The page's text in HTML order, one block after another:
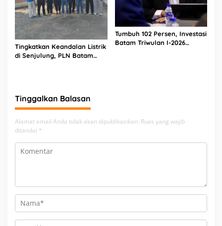
Tingkatkan Keandalan Listrik
di Senjulung, PLN Batam
Tumbuh 102 Persen, Investasi
Batam Triwulan I-2026
Tinggalkan Balasan
Alamat email Anda tidak akan dipublikasikan. Ruas yang wajib
ditandai *